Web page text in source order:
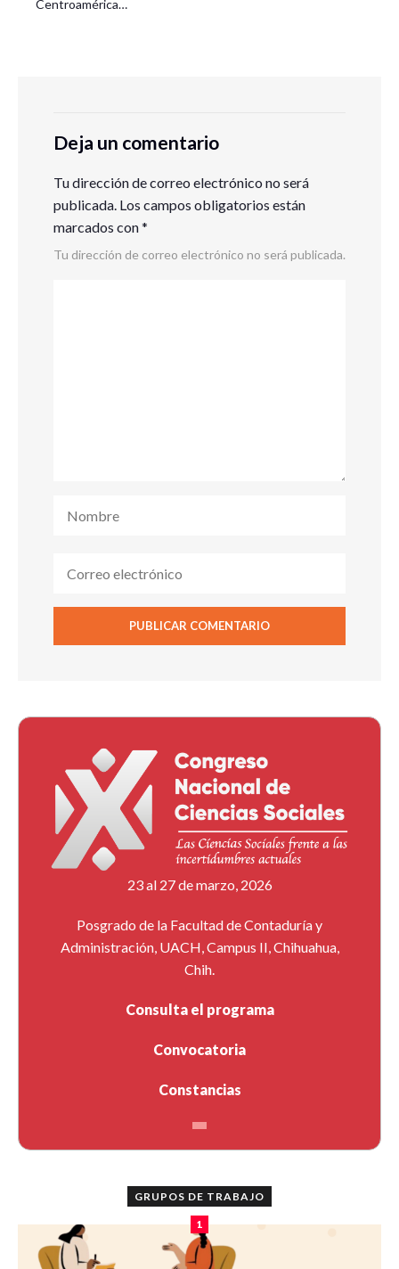
Centroamérica…
Deja un comentario
Tu dirección de correo electrónico no será
publicada. Los campos obligatorios están
marcados con*
Tu dirección de correo electrónico no será publicada.
23 al 27 de marzo, 2026
Posgrado de la Facultad de Contaduría y
Administración, UACH, Campus II, Chihuahua,
Chih.
Consulta el programa
Convocatoria
Constancias
GRUPOS DE TRABAJO
1